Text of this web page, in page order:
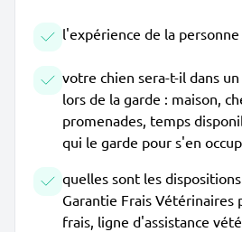
l'expérience de la
votre chien sera-t-il dans
lors de la garde : maison,
promenades, temps
qui le garde pour s'en
quelles sont les
Garantie Frais Vétérinaires
frais, ligne d'assistance